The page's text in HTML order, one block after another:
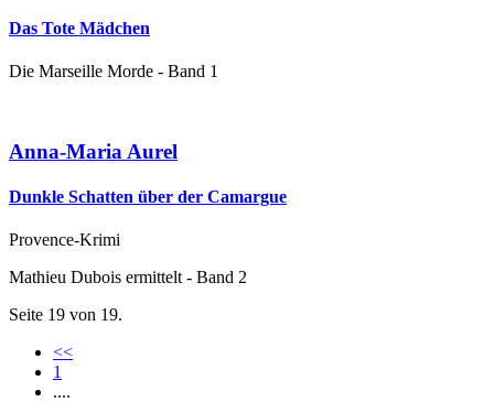
Das Tote Mädchen
Die Marseille Morde - Band 1
Anna-Maria Aurel
Dunkle Schatten über der Camargue
Provence-Krimi
Mathieu Dubois ermittelt - Band 2
Seite 19 von 19.
<<
1
....